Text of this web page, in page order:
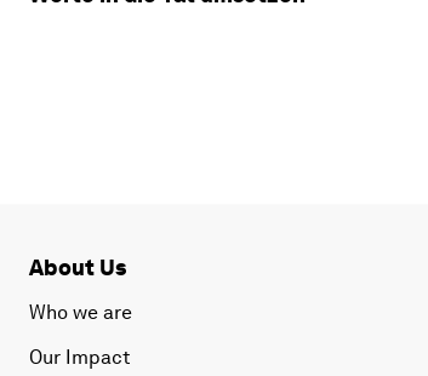
About Us
Who we are
Our Impact